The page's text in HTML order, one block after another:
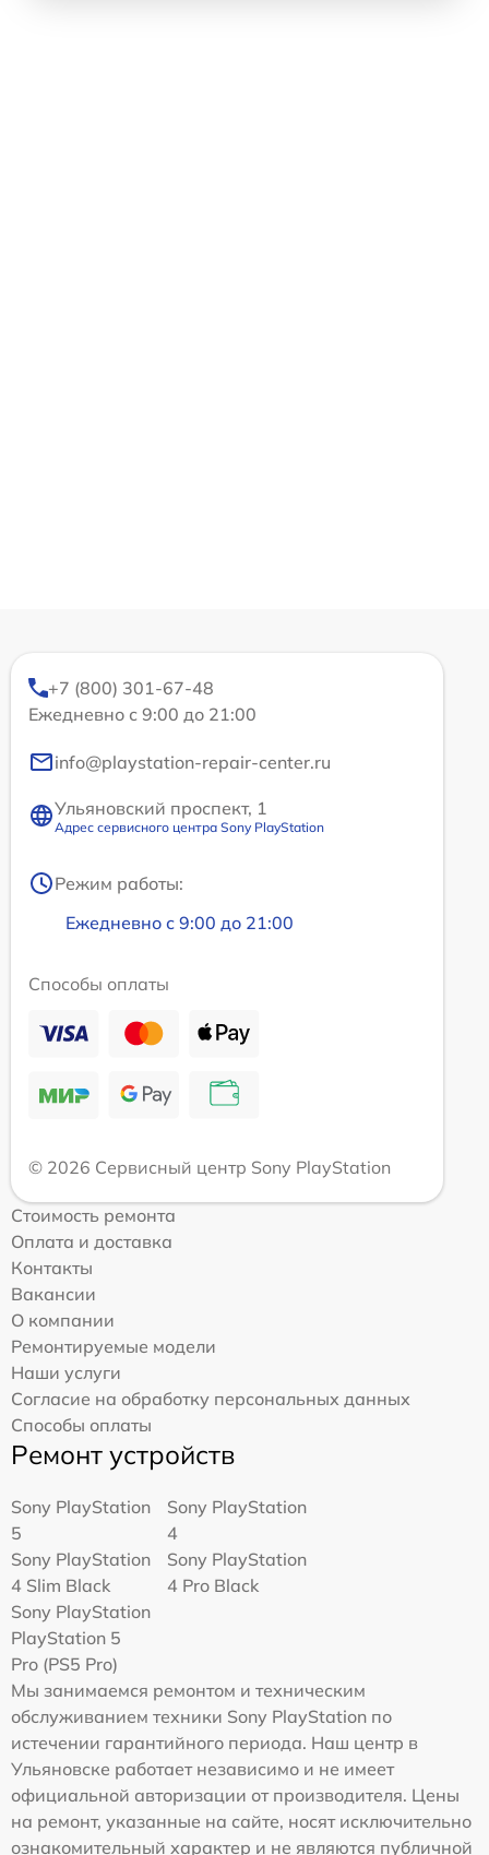
+7 (800) 301-67-48
Ежедневно с 9:00 до 21:00
info@playstation-repair-center.ru
Ульяновский проспект, 1
Адрес сервисного центра Sony PlayStation
Режим работы:
Ежедневно с 9:00 до 21:00
Способы оплаты
© 2026 Сервисный центр Sony PlayStation
Стоимость ремонта
Оплата и доставка
Контакты
Вакансии
О компании
Ремонтируемые модели
Наши услуги
Согласие на обработку персональных данных
Способы оплаты
Ремонт устройств
Sony PlayStation
5
Sony PlayStation
4
Sony PlayStation
4 Slim Black
Sony PlayStation
4 Pro Black
Sony PlayStation
PlayStation 5
Pro (PS5 Pro)
Мы занимаемся ремонтом и техническим
обслуживанием техники Sony PlayStation по
истечении гарантийного периода. Наш центр в
Ульяновске работает независимо и не имеет
официальной авторизации от производителя. Цены
на ремонт, указанные на сайте, носят исключительно
ознакомительный характер и не являются публичной